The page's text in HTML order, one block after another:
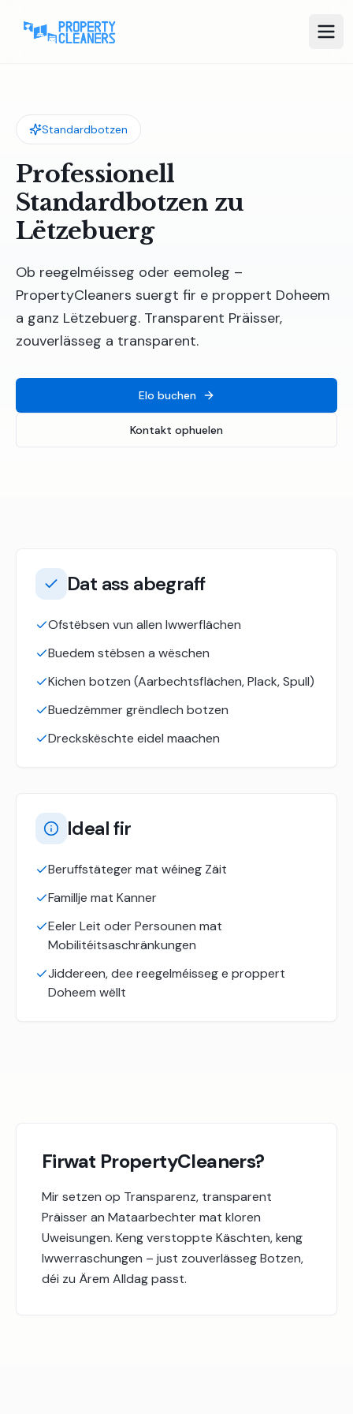
Standardbotzen
Professionell
Standardbotzen zu
Lëtzebuerg
Ob reegelméisseg oder eemoleg –
PropertyCleaners suergt fir e proppert Doheem
a ganz Lëtzebuerg. Transparent Präisser,
zouverlässeg a transparent.
Elo buchen
Kontakt ophuelen
Dat ass abegraff
Ofstëbsen vun allen Iwwerflächen
Buedem stëbsen a wëschen
Kichen botzen (Aarbechtsflächen, Plack, Spull)
Buedzëmmer grëndlech botzen
Dreckskëschte eidel maachen
Ideal fir
Beruffstäteger mat wéineg Zäit
Famillje mat Kanner
Eeler Leit oder Persounen mat
Mobilitéitsaschränkungen
Jiddereen, dee reegelméisseg e proppert
Doheem wëllt
Firwat PropertyCleaners?
Mir setzen op Transparenz, transparent
Präisser an Mataarbechter mat kloren
Uweisungen. Keng verstoppte Käschten, keng
Iwwerraschungen – just zouverlässeg Botzen,
déi zu Ärem Alldag passt.